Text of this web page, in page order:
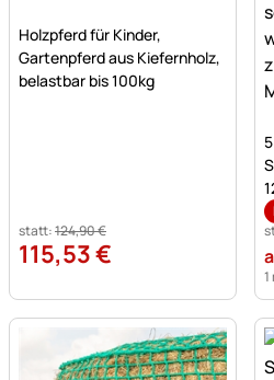
Noch keine Bewertungen
Holzpferd für Kinder,
Gartenpferd aus Kiefernholz,
belastbar bis 100kg
statt:124,90€
115,53€
1